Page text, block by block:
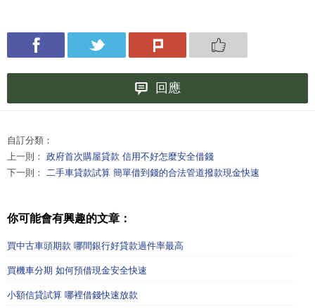
回應
自訂分類：
上一則： 政府首次購屋貸款 信用不好怎麼安全借錢
下一則： 二手車貸款試算 簡單借到錢的合法管道撥款現金快速
你可能會有興趣的文章：
買中古車頭期款 哪間銀行好貸款過件率最高
買機車分期 如何預借現金安全快速
小額信貸試算 哪裡借錢快速放款